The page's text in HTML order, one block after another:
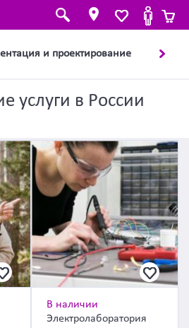
и проектирование
услуги в России
В наличии
Электролаборатория